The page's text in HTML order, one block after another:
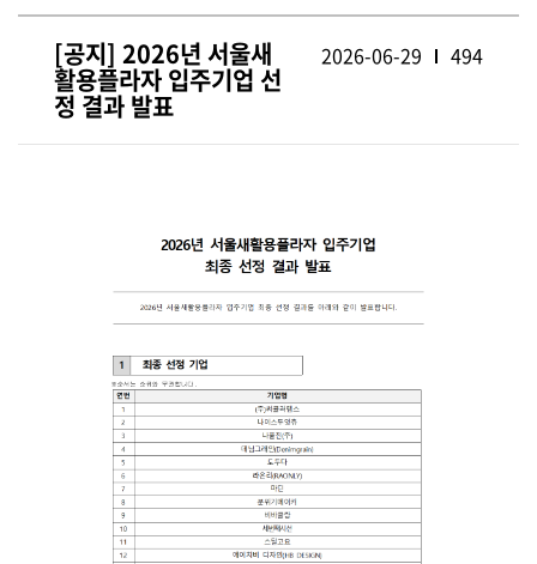
[공지] 2026년 서울새
활용플라자 입주기업 선
정 결과 발표
2026-06-29 494